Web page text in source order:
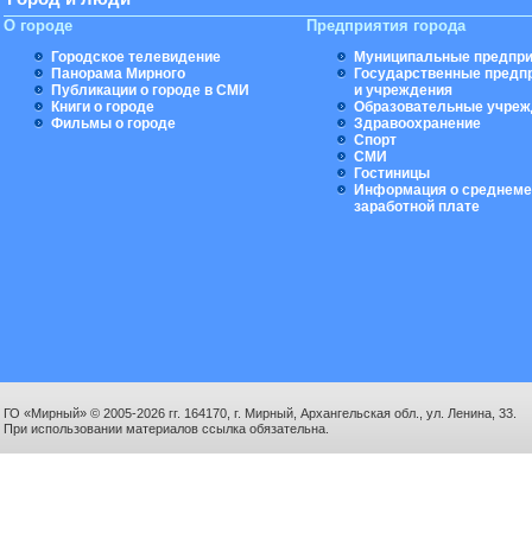
О городе
Городское телевидение
Панорама Мирного
Публикации о городе в СМИ
Книги о городе
Фильмы о городе
Предприятия города
Муниципальные
Государственные
и учреждения
Образовательные
Здравоохранение
Спорт
СМИ
Гостиницы
Информация о
заработной плате
ГО «Мирный» © 2005-2026 гг. 164170, г. Мирный, Архангельская обл., ул. Ленина, 33.
При использовании материалов ссылка обязательна.